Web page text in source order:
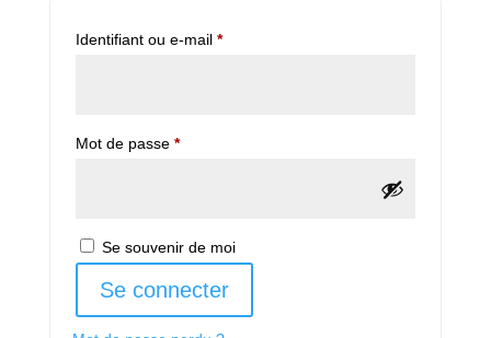
Identifiant ou e-mail *Obligatoire
Mot de passe *Obligatoire
Se souvenir de moi
Se connecter